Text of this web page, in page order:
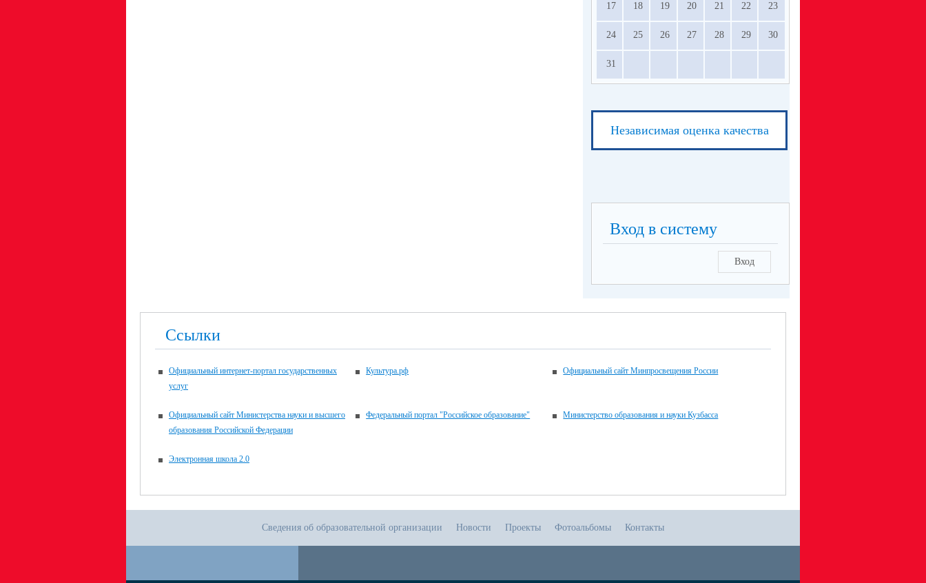
17 18 19 20 21 22 23
24 25 26 27 28 29 30
31
Независимая оценка качества
Вход в систему
Вход
Ссылки
Официальный интернет-портал государственных
услуг
Культура.рф Официальный сайт Минпросвещения России
Официальный сайт Министерства науки и высшего
образования Российской Федерации
Федеральный портал "Российское образование" Министерство образования и науки Кузбасса
Электронная школа 2.0
Сведения об образовательной организации Новости Проекты Фотоальбомы Контакты